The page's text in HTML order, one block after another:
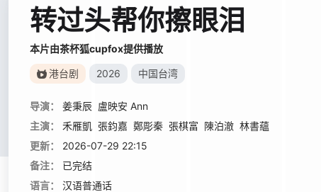
转过头帮你擦眼泪
本片由茶杯狐cupfox提供播放
港台剧 2026 中国台湾
导演： 姜秉辰 盧映安 Ann
主演：
禾雁凱 張鈞嘉 鄭彫秦 張棋富 陳泊澈 林書蘊
更新：
2026-07-29 22:15
备注：
已完结
语言：
汉语普通话